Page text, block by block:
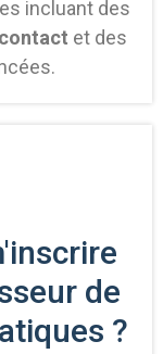
incluant des
et des
de
?